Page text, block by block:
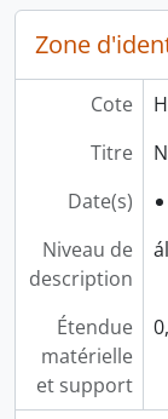
Zone
Cote
Titre
Date(s)
Niveau de
description
Étendue
matérielle
et support